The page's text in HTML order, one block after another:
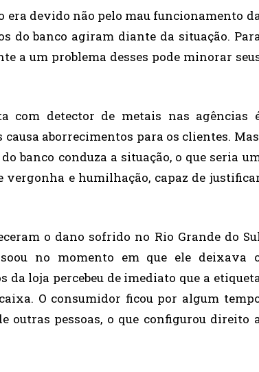
devido não pelo mau funcionamento
do banco agiram diante da situação.
a um problema desses pode minorar
com detector de metais nas agências
causa aborrecimentos para os clientes.
banco conduza a situação, o que seria
e humilhação, capaz de
o dano sofrido no Rio Grande do
no momento em que ele deixava
da loja percebeu de imediato que a
O consumidor ficou por algum
outras pessoas, o que configurou direito